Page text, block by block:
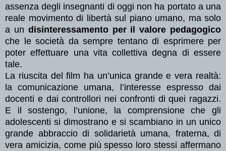
assenza degli insegnanti di oggi non ha portato a una
reale movimento di libertà sul piano umano, ma solo
a un disinteressamento per il valore pedagogico
che le società da sempre tentano di esprimere per
poter effettuare una vita collettiva degna di essere
tale.
La riuscita del film ha un’unica grande e vera realtà:
la comunicazione umana, l’interesse espresso dai
docenti e dai controllori nei confronti di quei ragazzi.
E il sostengo, l’unione, la comprensione che gli
adolescenti si dimostrano e si scambiano in un unico
grande abbraccio di solidarietà umana, fraterna, di
vera amicizia, come più spesso loro stessi affermano